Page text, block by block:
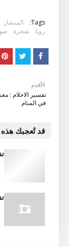
Tags: المنشار
رويا
شجرة
أقدم
تفسير الاحلام :
في المنام
قد تُعجبك